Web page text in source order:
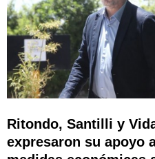
Ritondo, Santilli y
expresaron su apoyo